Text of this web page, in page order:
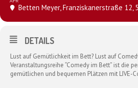
Betten Meyer, Franziskanerstraße 12,
DETAILS
Lust auf Gemütlichkeit im Bett? Lust auf
Veranstaltungsreihe “Comedy im Bett” ist die
gemütlichen und bequemen Plätzen mit LIVE-